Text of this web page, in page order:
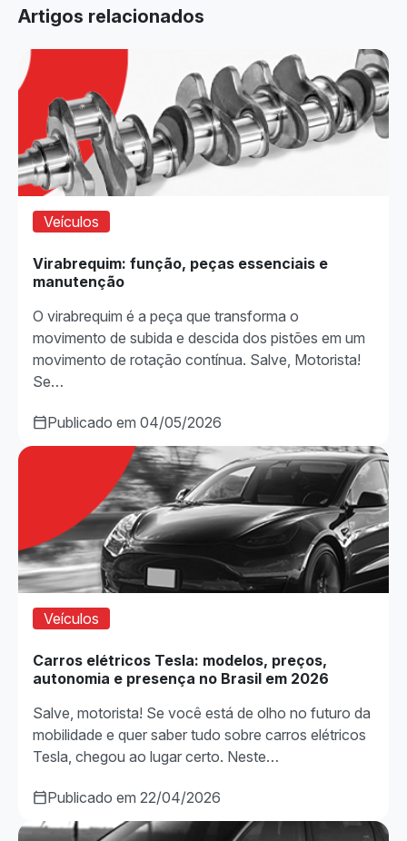
Artigos relacionados
Veículos
Virabrequim: função, peças essenciais e
manutenção
O virabrequim é a peça que transforma o
movimento de subida e descida dos pistões em um
movimento de rotação contínua. Salve, Motorista!
Se…
Publicado em 04/05/2026
Veículos
Carros elétricos Tesla: modelos, preços,
autonomia e presença no Brasil em 2026
Salve, motorista! Se você está de olho no futuro da
mobilidade e quer saber tudo sobre carros elétricos
Tesla, chegou ao lugar certo. Neste…
Publicado em 22/04/2026